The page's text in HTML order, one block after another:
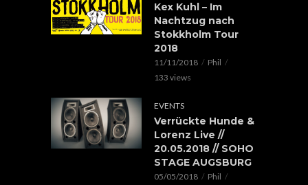
Kex Kuhl – Im
Nachtzug nach
Stokkholm Tour
2018
11/11/2018
Phil
133 views
EVENTS
Verrückte Hunde &
Lorenz Live //
20.05.2018 // SOHO
STAGE AUGSBURG
05/05/2018
Phil